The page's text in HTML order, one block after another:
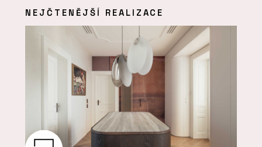
NEJČTENĚJŠÍ REALIZACE